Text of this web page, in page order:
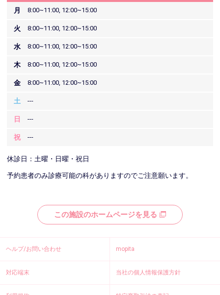
月 8:00~11:00, 12:00~15:00
火 8:00~11:00, 12:00~15:00
水 8:00~11:00, 12:00~15:00
木 8:00~11:00, 12:00~15:00
金 8:00~11:00, 12:00~15:00
土 ---
日 ---
祝 ---
休診日：土曜・日曜・祝日
予約患者のみ診療可能の科がありますのでご注意願います。
この施設のホームページを見る
ヘルプ/お問い合わせ mopita
対応端末 当社の個人情報保護方針